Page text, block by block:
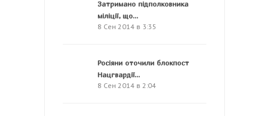
Затримано підполковника
міліції, що...
8 Сен 2014 в 3:35
Росіяни оточили блокпост
Нацгвардії...
8 Сен 2014 в 2:04